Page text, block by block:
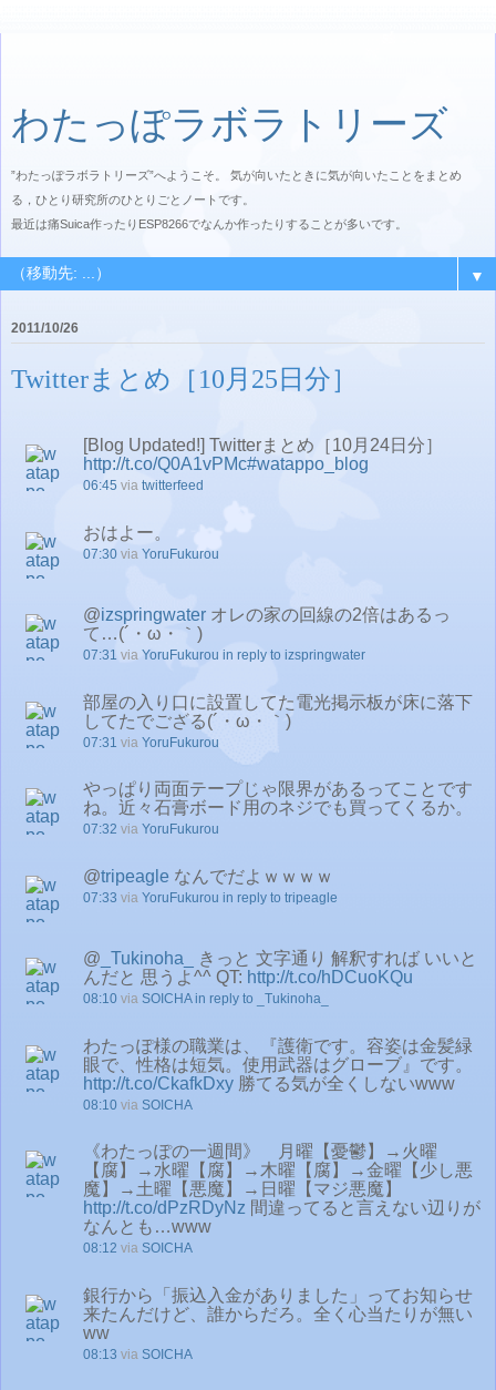
わたっぽラボラトリーズ
”わたっぽラボラトリーズ”へようこそ。 気が向いたときに気が向いたことをまとめ
る，ひとり研究所のひとりごとノートです。
最近は痛Suica作ったりESP8266でなんか作ったりすることが多いです。
▼
2011/10/26
Twitterまとめ［10月25日分］
[Blog Updated!] Twitterまとめ［10月24日分］
http://t.co/Q0A1vPMc#watappo_blog
06:45 via twitterfeed
おはよー。
07:30 via YoruFukurou
@izspringwater オレの家の回線の2倍はあるっ
て…(´・ω・｀)
07:31 via YoruFukurou in reply to izspringwater
部屋の入り口に設置してた電光掲示板が床に落下
してたでござる(´・ω・｀)
07:31 via YoruFukurou
やっぱり両面テープじゃ限界があるってことです
ね。近々石膏ボード用のネジでも買ってくるか。
07:32 via YoruFukurou
@tripeagle なんでだよｗｗｗｗ
07:33 via YoruFukurou in reply to tripeagle
@ _Tukinoha_
きっと 文字通り 解釈すれば いいと
んだと 思うよ^^ QT: http://t.co/hDCuoKQu
08:10 via SOICHA in reply to _Tukinoha_
わたっぽ様の職業は、『護衛です。容姿は金髪緑
眼で、性格は短気。使用武器はグローブ』です。
http://t.co/CkafkDxy 勝てる気が全くしないwww
08:10 via SOICHA
《わたっぽの一週間》 月曜【憂鬱】→火曜
【腐】→水曜【腐】→木曜【腐】→金曜【少し悪
魔】→土曜【悪魔】→日曜【マジ悪魔】
http://t.co/dPzRDyNz 間違ってると言えない辺りが
なんとも…www
08:12 via SOICHA
銀行から「振込入金がありました」ってお知らせ
来たんだけど、誰からだろ。全く心当たりが無い
ww
08:13 via SOICHA